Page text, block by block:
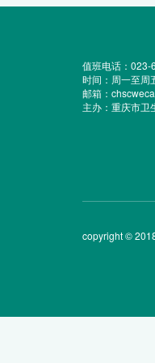
值班电话：023-
时间：周一至周
邮箱：
主办：重庆市卫
copyright ©